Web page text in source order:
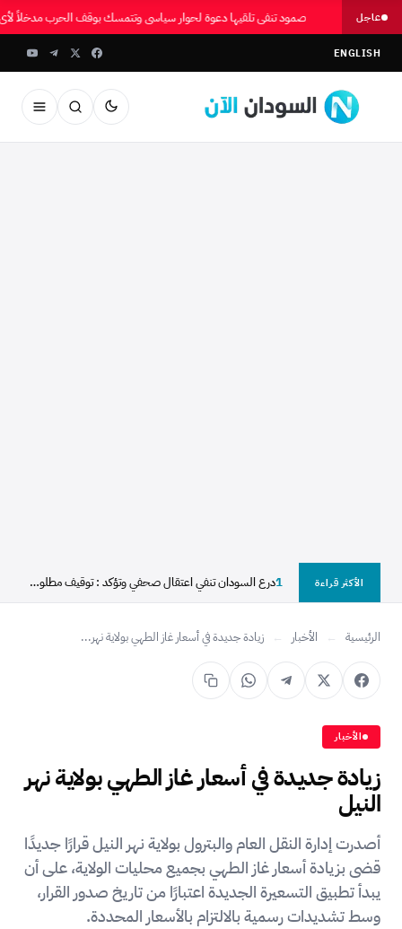
عاجل صمود تنفي تلقيها دعوة لحوار سياسي وتتمسك بوقف الحرب مدخلاً
ENGLISH
الأكثر قراءة 1 درع السودان تنفي اعتقال صحفي وتؤكد : توقيف مطلوب...
الرئيسية ← الأخبار ← زيادة جديدة في أسعار غاز الطهي بولاية نهر...
الأخبار
زيادة جديدة في أسعار غاز الطهي بولاية نهر
النيل
أصدرت إدارة النقل العام والبترول بولاية نهر النيل قرارًا جديدًا
قضى بزيادة أسعار غاز الطهي بجميع محليات الولاية، على أن
يبدأ تطبيق التسعيرة الجديدة اعتبارًا من تاريخ صدور القرار،
وسط تشديدات رسمية بالالتزام بالأسعار المحددة.